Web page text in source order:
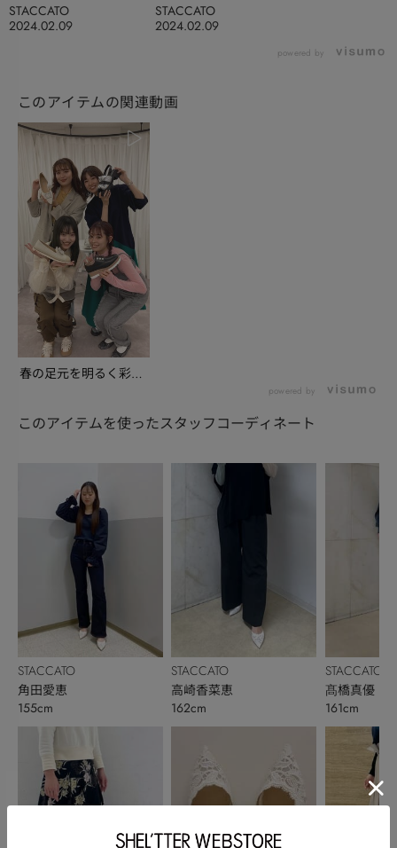
2024.02.09
STACCATO
2024.02.09
STACCATO
powered by
このアイテムの関連動画
春の足元を明るく彩る
powered by
このアイテムを使ったスタッフコーディネート
STACCATO
角田愛恵
155cm
STACCATO
高崎香菜恵
162cm
STACCATO
髙橋真優
161cm